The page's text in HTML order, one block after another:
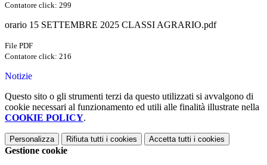
Contatore click: 299
orario 15 SETTEMBRE 2025 CLASSI AGRARIO.pdf
File PDF
Contatore click: 216
Notizie
Questo sito o gli strumenti terzi da questo utilizzati si avvalgono di
cookie necessari al funzionamento ed utili alle finalità illustrate nella
COOKIE POLICY.
Personalizza Rifiuta tutti i cookies Accetta tutti i cookies
Gestione cookie